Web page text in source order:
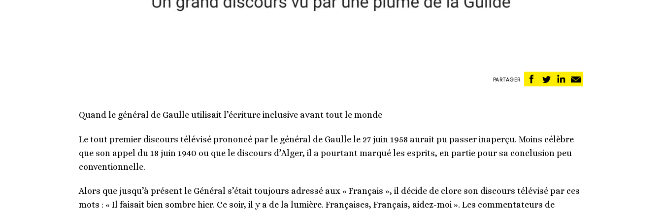
PARTAGER
Partager
sur
Partager
sur
Partager
sur par
Quand le général de Gaulle utilisait l’écriture inclusive avant tout le monde
Le tout premier discours télévisé prononcé par le général de Gaulle le 27 juin 1958 aurait pu passer inaperçu. Moins célèbre
que son appel du 18 juin 1940 ou que le discours d’Alger, il a pourtant marqué les esprits, en partie pour sa conclusion peu
conventionnelle.
Alors que jusqu’à présent le Général s’était toujours adressé aux « Français », il décide de clore son discours télévisé par ces
mots : « Il faisait bien sombre hier. Ce soir, il y a de la lumière. Françaises, Français, aidez-moi ». Les commentateurs de